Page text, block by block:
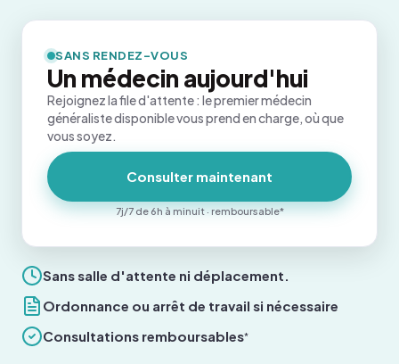
Sans salle d'attente ni déplacement.
Ordonnance ou arrêt de travail si nécessaire
Consultations remboursables*
SANS RENDEZ-VOUS
Un médecin aujourd'hui
Rejoignez la file d'attente : le premier médecin
généraliste disponible vous prend en charge, où que
vous soyez.
Consulter maintenant
7j/7 de 6h à minuit · remboursable*